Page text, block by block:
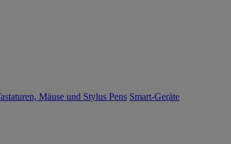
Mäuse und Stylus Pens Smart-Geräte